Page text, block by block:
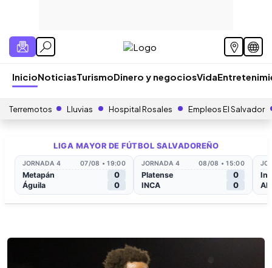
InicioNoticiasTurismoDinero y negociosVida
Terremotos Lluvias Hospital Rosales Empleos El Salvador